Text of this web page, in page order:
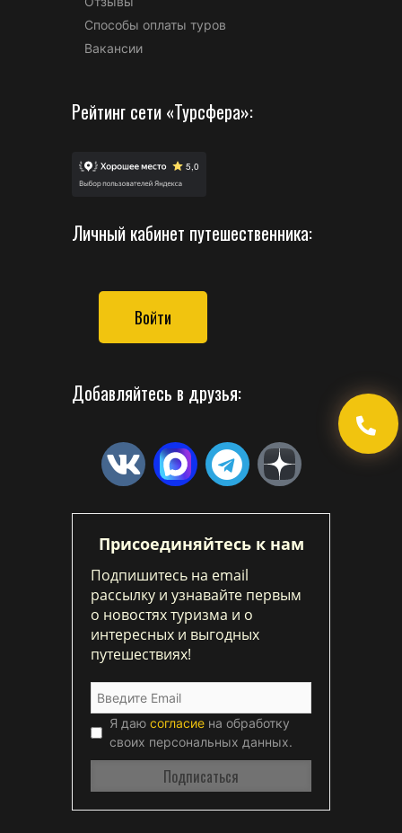
Способы оплаты туров
Вакансии
Рейтинг сети «Турсфера»:
Личный кабинет путешественника:
Войти
Добавляйтесь в друзья:
Присоединяйтесь к нам
Подпишитесь на email
рассылку и узнавайте первым
о новостях туризма и о
интересных и выгодных
путешествиях!
Я даю согласие на обработку
своих персональных данных.